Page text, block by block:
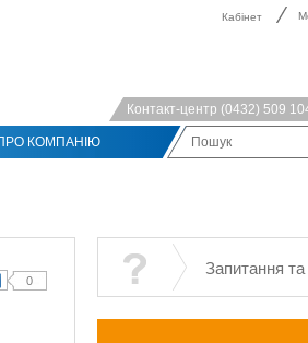
Кабінет
Контакт-центр (0432) 509
КОМПАНІЮ
Запитання та